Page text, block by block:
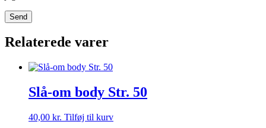
Relaterede varer
Slå-om body Str. 50
40,00 kr. Tilføj til kurv